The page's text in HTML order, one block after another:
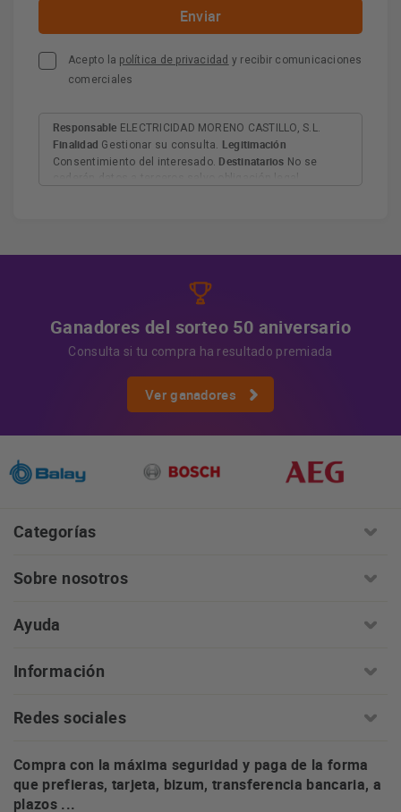
Acepto la política de privacidad y recibir comunicaciones
comerciales
Responsable ELECTRICIDAD MORENO CASTILLO, S.L.
Finalidad Gestionar su consulta. Legitimación
Consentimiento del interesado. Destinatarios No se
Ganadores del sorteo 50 aniversario
Consulta si tu compra ha resultado premiada
Ver ganadores
Categorías
Sobre nosotros
Ayuda
Información
Redes sociales
Compra con la máxima seguridad y paga de la forma
que prefieras, tarjeta, bizum, transferencia bancaria, a
plazos ...